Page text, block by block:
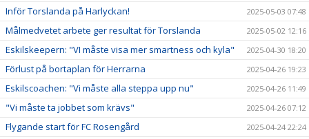
Inför Torslanda på Harlyckan! 2025-05-03 07:48
Målmedvetet arbete ger resultat för Torslanda 2025-05-02 12:16
Eskilskeepern: "VI måste visa mer smartness och kyla" 2025-04-30 18:20
Förlust på bortaplan för Herrarna 2025-04-26 19:23
Eskilscoachen: "Vi måste alla steppa upp nu" 2025-04-26 11:49
"Vi måste ta jobbet som krävs" 2025-04-26 07:12
Flygande start för FC Rosengård 2025-04-24 22:24